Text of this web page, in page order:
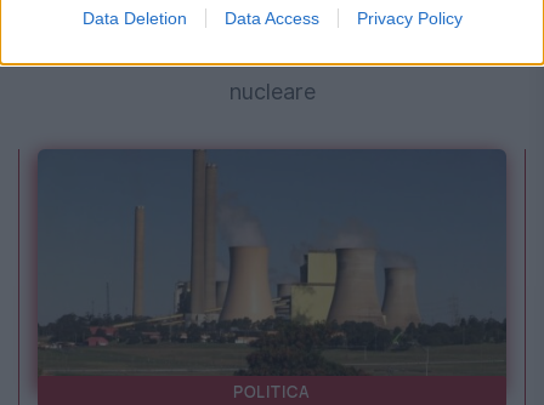
Data Deletion Data Access Privacy Policy
și Pakistan stârnește reacții. Riadul respinge
nucleare
POLITICA